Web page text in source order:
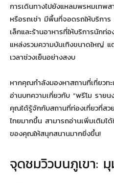
การเดินทางไปยังแหลมพรหมเทพ
หรือรถเช่า มีพื้นที่จอดรถให้บริกา
เล็กและร้านอาหารที่ให้บริการนักท่
แหล่งรวมความบันเทิงขนาดใหญ่ แ
เวลาช่วงเย็นอย่างสงบ
หากคุณกำลังมองหาสถานที่เที่ยวท
อ่านบทความเกี่ยวกับ “พรีโม ราย
คุณได้รู้จักกับสถานที่ท่องเที่ยวที่สวย
ไทยมากขึ้น สามารถอ่านเพิ่มเติมไ
ของคุณให้สนุกสนานมากยิ่งขึ้น!
จุดชมวิวบนภูเขา: